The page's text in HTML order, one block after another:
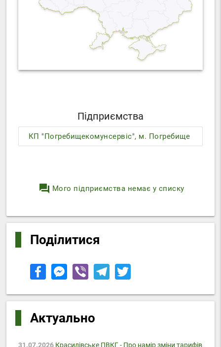
Підприємства
КП "Погребищекомунсервіс", м. Погребище
question_answer Мого підприємства немає у списку
Поділитися
Актуально
31.07.2026Красилівське ПВКГ - Про намір зміни тарифів